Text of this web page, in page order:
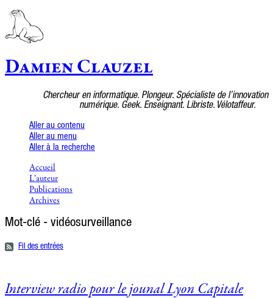
Damien Clauzel
Chercheur en informatique. Plongeur. Spécialiste de l’innovation
numérique. Geek. Enseignant. Libriste. Vélotaffeur.
Aller au contenu
Aller au menu
Aller à la recherche
Accueil
L’auteur
Publications
Archives
Mot-clé - vidéosurveillance
Fil des entrées
Interview radio pour le jounal Lyon Capitale